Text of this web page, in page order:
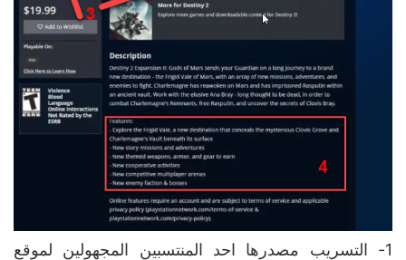
1- التسريب مصدرها احد المنتسبين المجهولين لموقع